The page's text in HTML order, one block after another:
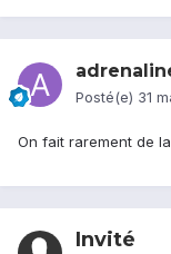
Posté(e) 31
On fait rarement de
Invité